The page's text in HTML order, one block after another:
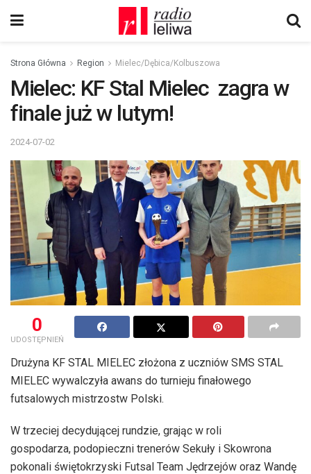
Strona Główna Region Mielec/Dębica/Kolbuszowa
Mielec: KF Stal Mielec zagra w
finale już w lutym!
2024-07-02
0
UDOSTĘPNIEŃ
Drużyna KF STAL MIELEC złożona z uczniów SMS STAL
MIELEC wywalczyła awans do turnieju finałowego
futsalowych mistrzostw Polski.
W trzeciej decydującej rundzie, grając w roli
gospodarza, podopieczni trenerów Sekuły i Skowrona
pokonali świętokrzyski Futsal Team Jędrzejów oraz Wandę